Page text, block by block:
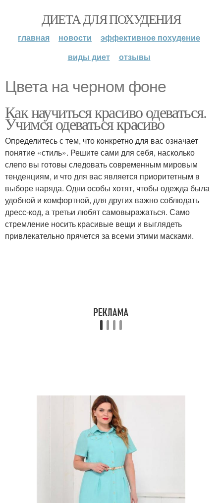
ДИЕТА ДЛЯ ПОХУДЕНИЯ
главная новости
эффективное похудение
виды диет
отзывы
Цвета на черном фоне
Как научиться красиво одеваться.
Учимся одеваться красиво
Определитесь с тем, что конкретно для вас означает
понятие «стиль». Решите сами для себя, насколько
слепо вы готовы следовать современным мировым
тенденциям, и что для вас является приоритетным в
выборе наряда. Одни особы хотят, чтобы одежда была
удобной и комфортной, для других важно соблюдать
дресс-код, а третьи любят самовыражаться. Само
стремление носить красивые вещи и выглядеть
привлекательно прячется за всеми этими масками.